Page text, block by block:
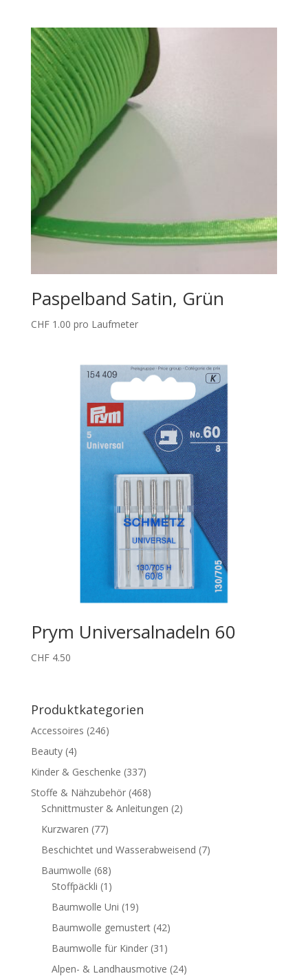
Paspelband Satin, Grün
CHF1.00 pro Laufmeter
Prym Universalnadeln 60
CHF4.50
Produktkategorien
Accessoires (246)
Beauty (4)
Kinder & Geschenke (337)
Stoffe & Nähzubehör (468)
Schnittmuster & Anleitungen (2)
Kurzwaren (77)
Beschichtet und Wasserabweisend (7)
Baumwolle (68)
Stoffpäckli (1)
Baumwolle Uni (19)
Baumwolle gemustert (42)
Baumwolle für Kinder (31)
Alpen- & Landhausmotive (24)